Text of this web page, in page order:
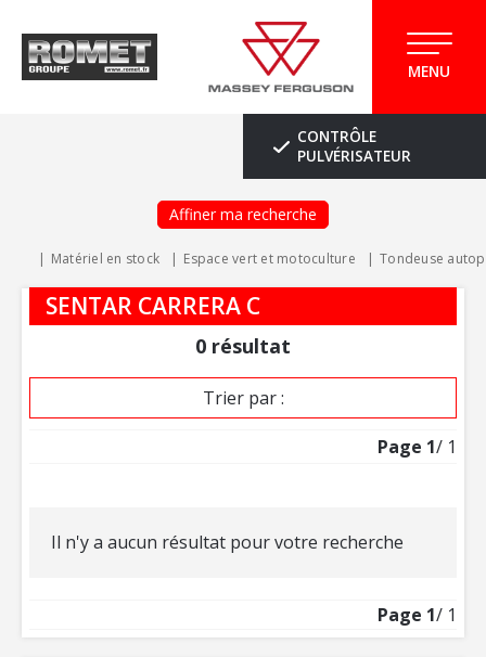
MENU
CONTRÔLE
PULVÉRISATEUR
Affiner ma recherche
Matériel en stock Espace vert et motoculture Tondeuse
SENTAR CARRERA C
0 résultat
Trier par :
Page 1/ 1
Il n'y a aucun résultat pour votre recherche
Page 1/ 1